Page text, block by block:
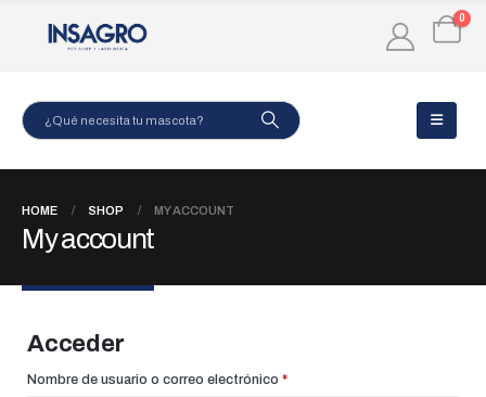
0
HOME SHOP MY ACCOUNT
My account
Acceder
Nombre de usuario o correo electrónico *Obligatorio